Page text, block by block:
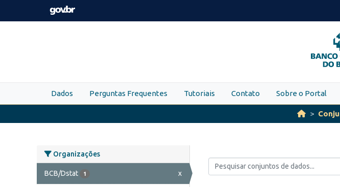
Skip to main content
Dados Perguntas Frequentes Tutoriais Contato Sobre o Portal
Organizações
BCB/Dstat 1 x